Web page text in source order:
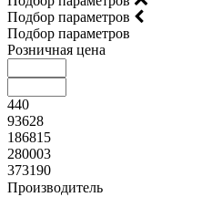
Подбор параметров
Подбор параметров
Розничная цена
440
93628
186815
280003
373190
Производитель